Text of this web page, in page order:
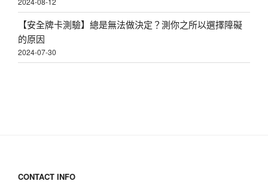
【安全牌卡測驗】總是無法做決定？測你之所以選擇障礙
的原因
2024-07-30
CONTACT INFO